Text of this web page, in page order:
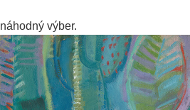
náhodný výber.